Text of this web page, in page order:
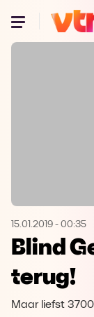
Oeps,
15.01.2019 - 00:35
Blind
terug!
Maar liefst